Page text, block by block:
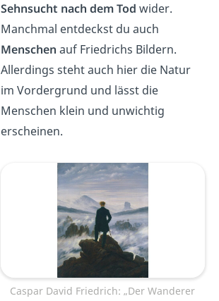
Sehnsucht nach dem Tod wider.
Manchmal entdeckst du auch
Menschen auf Friedrichs Bildern.
Allerdings steht auch hier die Natur
im Vordergrund und lässt die
Menschen klein und unwichtig
erscheinen.
Caspar David Friedrich: „Der Wanderer